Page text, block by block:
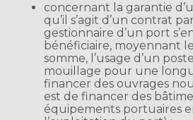
concernant la garantie
qu’il s’agit d’un contrat
gestionnaire d’un port
bénéficiaire, moyennant
somme, l’usage d’un
mouillage pour une
financer des ouvrages
est de financer des
équipements portuaires